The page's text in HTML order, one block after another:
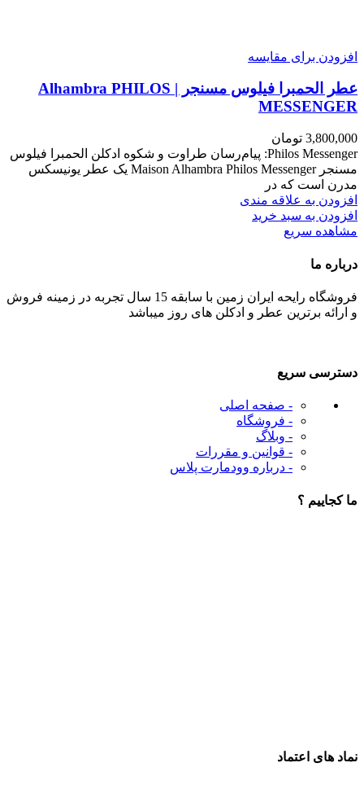
افزودن برای مقایسه
عطر الحمبرا فیلوس مسنجر | Alhambra PHILOS
MESSENGER
3,800,000 تومان
Philos Messenger: پیام‌رسان طراوت و شکوه ادکلن الحمبرا فیلوس
مسنجر Maison Alhambra Philos Messenger یک عطر یونیسکس
مدرن است که در
افزودن به علاقه مندی
افزودن به سبد خرید
مشاهده سریع
درباره ما
فروشگاه رایحه ایران زمین با سابقه 15 سال تجربه در زمینه فروش
و ارائه برترین عطر و ادکلن های روز میباشد
دسترسی سریع
- صفحه اصلی
- فروشگاه
- وبلاگ
- قوانین و مقررات
- درباره وودمارت پلاس
ما کجاییم ؟
نماد های اعتماد